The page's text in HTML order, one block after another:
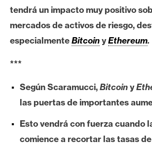
n
e
r
u
m
tendrá un impacto muy positivo
mercados de activos de riesgo,
especialmenteBitcoinyEthereum.
***
Según Scaramucci,Bitcoiny
las puertas de importantes
Esto vendrá con fuerza cuando
comience a recortar las tasas